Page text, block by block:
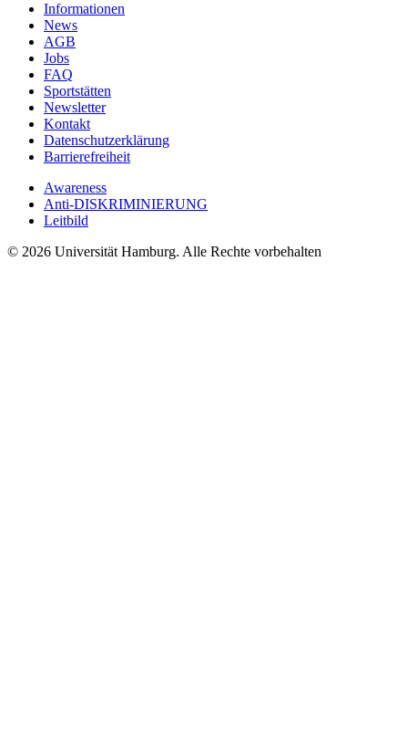
Informationen
News
AGB
Jobs
FAQ
Sportstätten
Newsletter
Kontakt
Datenschutzerklärung
Barrierefreiheit
Awareness
Anti-DISKRIMINIERUNG
Leitbild
© 2026 Universität Hamburg. Alle Rechte vorbehalten